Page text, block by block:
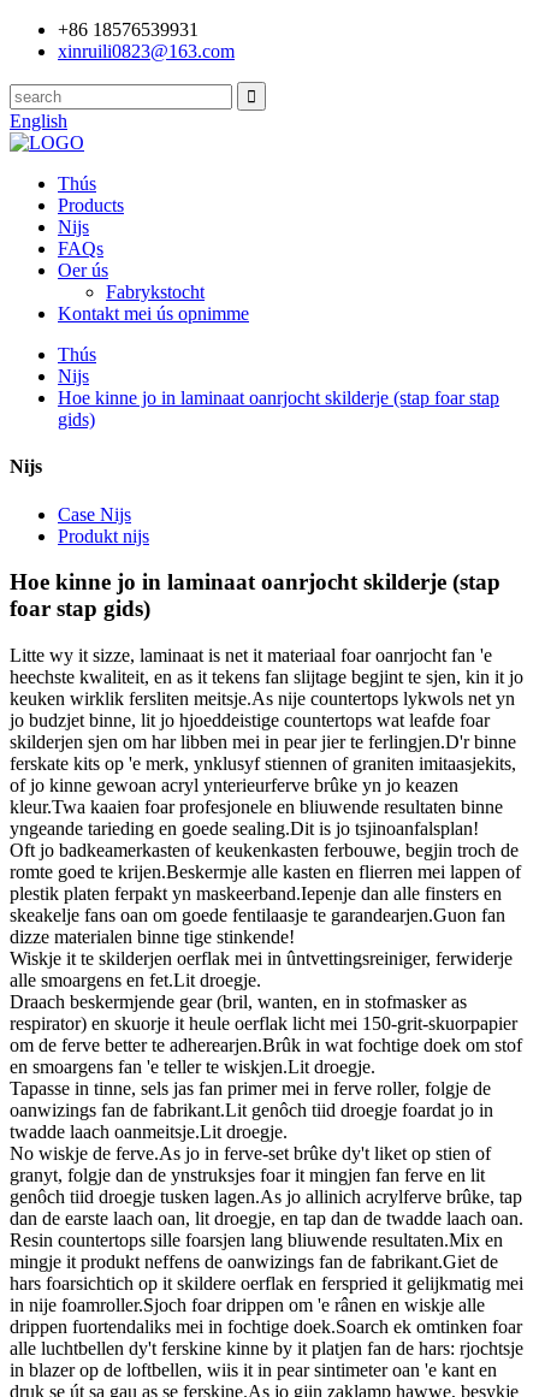
+86 18576539931
xinruili0823@163.com
English
Thús
Products
Nijs
FAQs
Oer ús
Fabrykstocht
Kontakt mei ús opnimme
Thús
Nijs
Hoe kinne jo in laminaat oanrjocht skilderje (stap foar stap
gids)
Nijs
Case Nijs
Produkt nijs
Hoe kinne jo in laminaat oanrjocht skilderje (stap
foar stap gids)
Litte wy it sizze, laminaat is net it materiaal foar oanrjocht fan 'e
heechste kwaliteit, en as it tekens fan slijtage begjint te sjen, kin it jo
keuken wirklik fersliten meitsje.As nije countertops lykwols net yn
jo budzjet binne, lit jo hjoeddeistige countertops wat leafde foar
skilderjen sjen om har libben mei in pear jier te ferlingjen.D'r binne
ferskate kits op 'e merk, ynklusyf stiennen of graniten imitaasjekits,
of jo kinne gewoan acryl ynterieurferve brûke yn jo keazen
kleur.Twa kaaien foar profesjonele en bliuwende resultaten binne
yngeande tarieding en goede sealing.Dit is jo tsjinoanfalsplan!
Oft jo badkeamerkasten of keukenkasten ferbouwe, begjin troch de
romte goed te krijen.Beskermje alle kasten en flierren mei lappen of
plestik platen ferpakt yn maskeerband.Iepenje dan alle finsters en
skeakelje fans oan om goede fentilaasje te garandearjen.Guon fan
dizze materialen binne tige stinkende!
Wiskje it te skilderjen oerflak mei in ûntvettingsreiniger, ferwiderje
alle smoargens en fet.Lit droegje.
Draach beskermjende gear (bril, wanten, en in stofmasker as
respirator) en skuorje it heule oerflak licht mei 150-grit-skuorpapier
om de ferve better te adherearjen.Brûk in wat fochtige doek om stof
en smoargens fan 'e teller te wiskjen.Lit droegje.
Tapasse in tinne, sels jas fan primer mei in ferve roller, folgje de
oanwizings fan de fabrikant.Lit genôch tiid droegje foardat jo in
twadde laach oanmeitsje.Lit droegje.
No wiskje de ferve.As jo ​​​​in ferve-set brûke dy't liket op stien of
granyt, folgje dan de ynstruksjes foar it mingjen fan ferve en lit
genôch tiid droegje tusken lagen.As jo ​​​​allinich acrylferve brûke, tap
dan de earste laach oan, lit droegje, en tap dan de twadde laach oan.
Resin countertops sille foarsjen lang bliuwende resultaten.Mix en
mingje it produkt neffens de oanwizings fan de fabrikant.Giet de
hars foarsichtich op it skildere oerflak en ferspried it gelijkmatig mei
in nije foamroller.Sjoch foar drippen om 'e rânen en wiskje alle
drippen fuortendaliks mei in fochtige doek.Soarch ek omtinken foar
alle luchtbellen dy't ferskine kinne by it platjen fan de hars: rjochtsje
in blazer op de loftbellen, wiis it in pear sintimeter oan 'e kant en
druk se út sa gau as se ferskine.As jo ​​​​gjin zaklamp hawwe, besykje